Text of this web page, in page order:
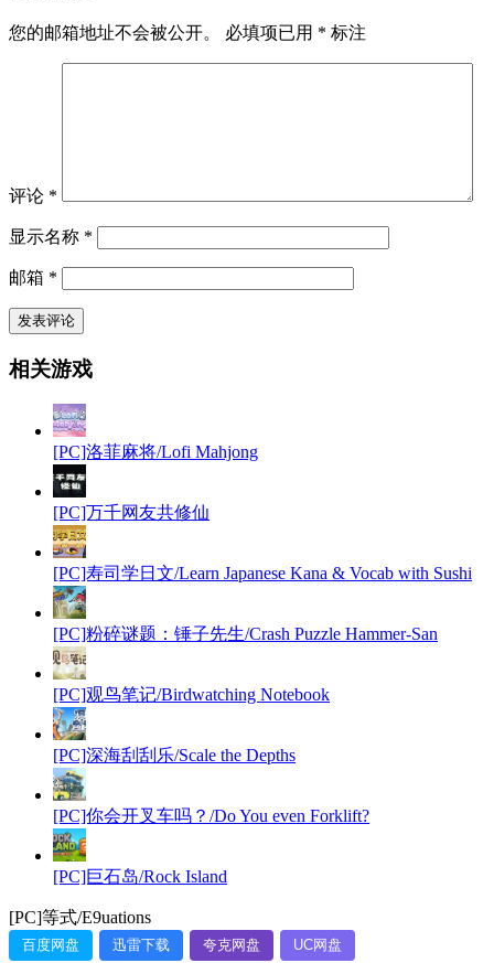
您的邮箱地址不会被公开。 必填项已用 * 标注
评论 *
显示名称 *
邮箱 *
相关游戏
[PC]洛菲麻将/Lofi Mahjong
[PC]万千网友共修仙
[PC]寿司学日文/Learn Japanese Kana & Vocab with Sushi
[PC]粉碎谜题：锤子先生/Crash Puzzle Hammer-San
[PC]观鸟笔记/Birdwatching Notebook
[PC]深海刮刮乐/Scale the Depths
[PC]你会开叉车吗？/Do You even Forklift?
[PC]巨石岛/Rock Island
[PC]等式/E9uations
百度网盘 迅雷下载 夸克网盘 UC网盘